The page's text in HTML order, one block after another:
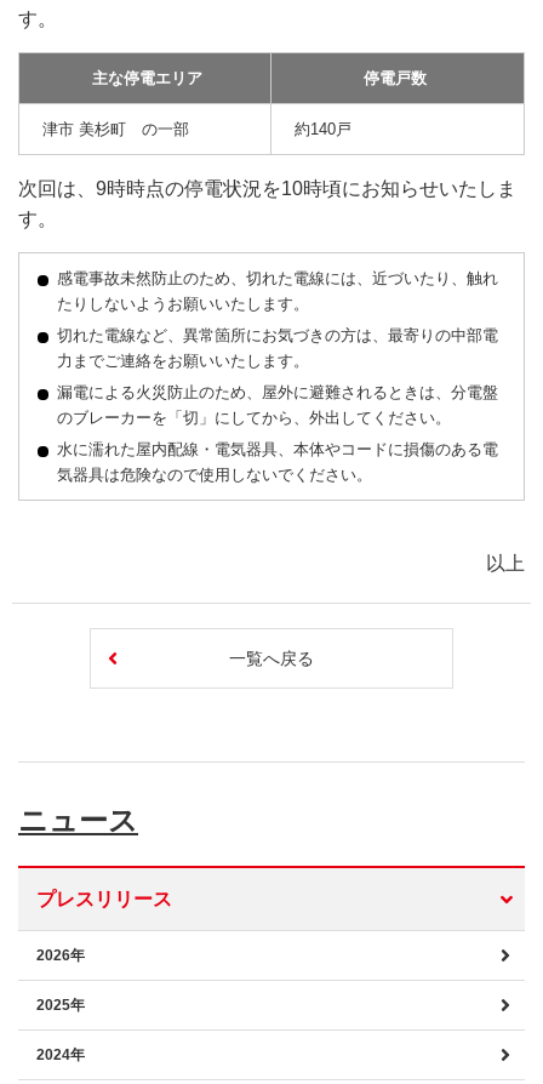
す。
主な停電エリア 停電戸数
津市 美杉町 の一部 約140戸
次回は、9時時点の停電状況を10時頃にお知らせいたしま
す。
感電事故未然防止のため、切れた電線には、近づいたり、触れ
たりしないようお願いいたします。
切れた電線など、異常箇所にお気づきの方は、最寄りの中部電
力までご連絡をお願いいたします。
漏電による火災防止のため、屋外に避難されるときは、分電盤
のブレーカーを「切」にしてから、外出してください。
水に濡れた屋内配線・電気器具、本体やコードに損傷のある電
気器具は危険なので使用しないでください。
以上
一覧へ戻る
ニュース
プレスリリース
2026年
2025年
2024年